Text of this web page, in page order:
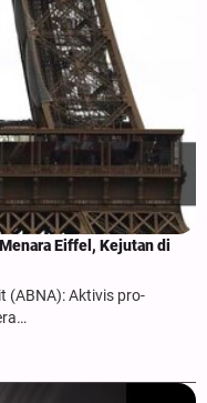
Eiffel, Kejutan di
(ABNA): Aktivis pro-